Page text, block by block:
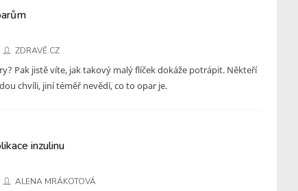
ZDRAVĚ.CZ
Pak jistě víte, jak takový malý flíček dokáže potrápit. Někteří
chvíli, jiní téměř nevědí, co to opar je.
inzulinu
ALENA MRÁKOTOVÁ